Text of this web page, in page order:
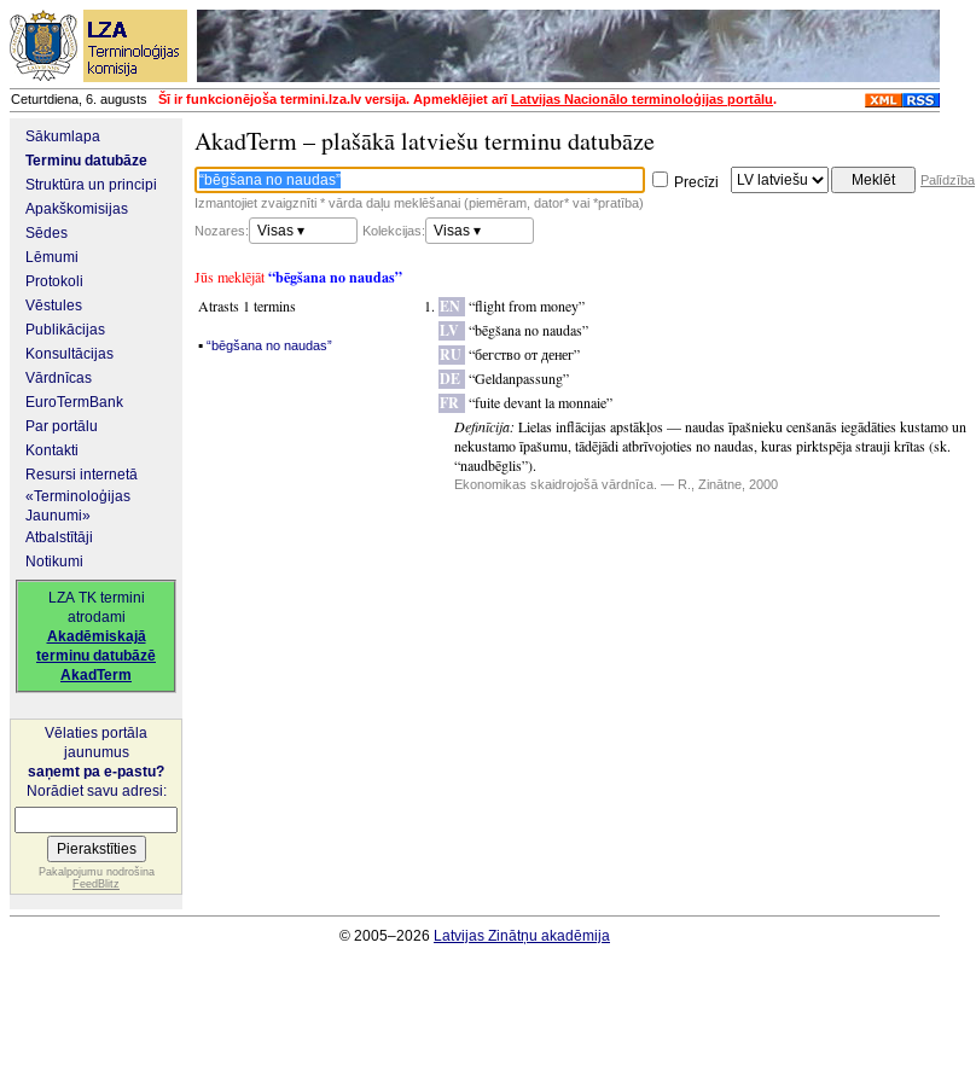
Ceturtdiena, 6. augusts Šī ir funkcionējoša termini.lza.lv versija. Apmeklējiet arīLatvijas Nacionālo terminoloģijas portālu.
Sākumlapa
Terminu datubāze
Struktūra un principi
Apakškomisijas
Sēdes
Lēmumi
Protokoli
Vēstules
Publikācijas
Konsultācijas
Vārdnīcas
EuroTermBank
Par portālu
Kontakti
Resursi internetā
«Terminoloģijas
Jaunumi»
Atbalstītāji
Notikumi
LZA TK termini
atrodami
Akadēmiskajā
terminu datubāzē
AkadTerm
Vēlaties portāla
jaunumus
saņemt pa e-pastu?
Norādiet savu adresi:
Pakalpojumu nodrošina
FeedBlitz
AkadTerm – plašākā latviešu terminu datubāze
Precīzi
Palīdzība
Izmantojiet zvaigznīti * vārda daļu meklēšanai (piemēram, dator* vai *pratība)
Nozares:
Visas ▾ Kolekcijas: Visas ▾
Jūs meklējāt“bēgšana no naudas”
Atrasts 1 termins
▪ “bēgšana no naudas”
EN “flight from money”
LV “bēgšana no naudas”
RU “бегство от денег”
DE “Geldanpassung”
FR “fuite devant la monnaie”
Definīcija: Lielas inflācijas apstākļos — naudas īpašnieku cenšanās iegādāties kustamo un
nekustamo īpašumu, tādējādi atbrīvojoties no naudas, kuras pirktspēja strauji krītas (sk.
“naudbēglis”).
Ekonomikas skaidrojošā vārdnīca. — R., Zinātne, 2000
© 2005–2026 Latvijas Zinātņu akadēmija